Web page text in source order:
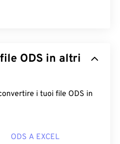
altri
i tuoi file ODS in
ODS A EXCEL